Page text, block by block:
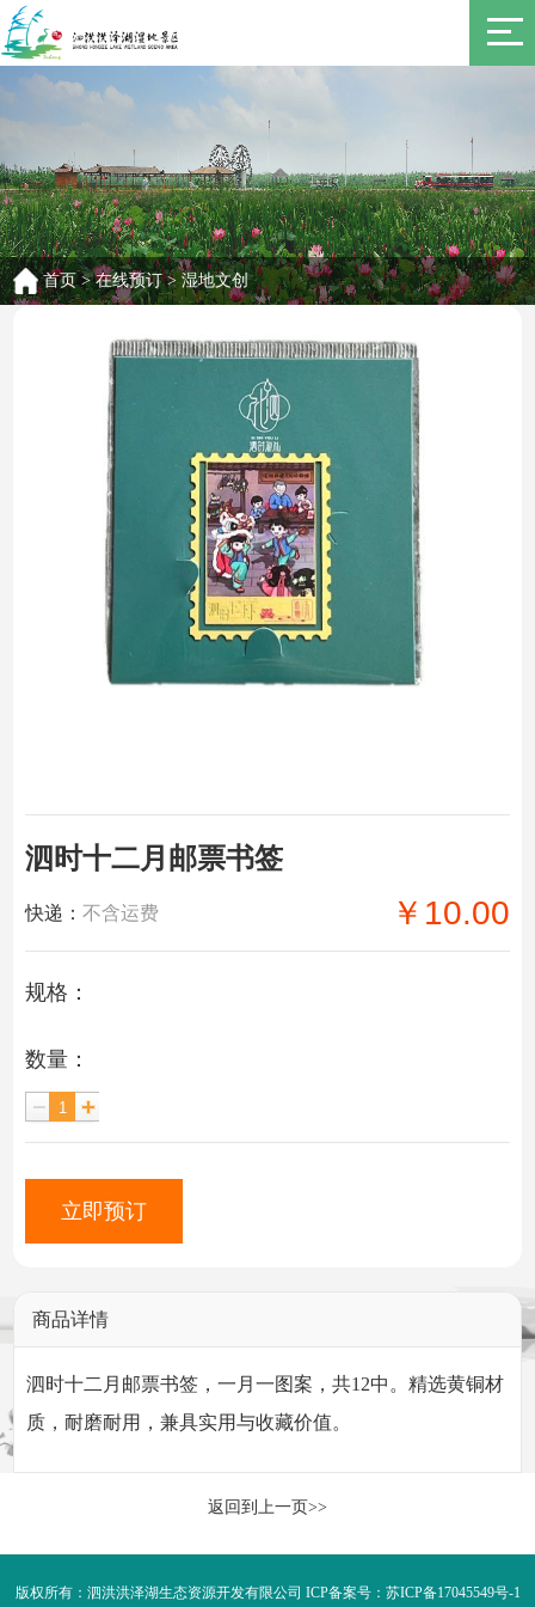
首页>在线预订>湿地文创
泗时十二月邮票书签
快递：不含运费 ￥10.00
规格：
数量：
立即预订
商品详情
泗时十二月邮票书签，一月一图案，共12中。精选黄铜材
质，耐磨耐用，兼具实用与收藏价值。
返回到上一页>>
版权所有：泗洪洪泽湖生态资源开发有限公司 ICP备案号： 苏ICP备17045549号-1